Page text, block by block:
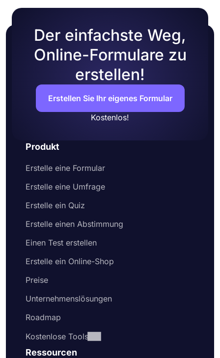
Der einfachste Weg,
Online-Formulare zu
erstellen!
Erstellen Sie Ihr eigenes Formular
Kostenlos!
Produkt
Erstelle eine Formular
Erstelle eine Umfrage
Erstelle ein Quiz
Erstelle einen Abstimmung
Einen Test erstellen
Erstelle ein Online-Shop
Preise
Unternehmenslösungen
Roadmap
Kostenlose Tools
Ressourcen